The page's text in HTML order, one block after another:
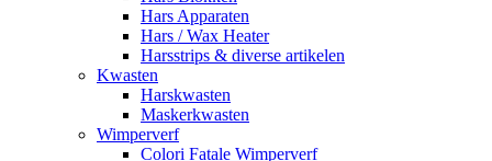
Hars Apparaten
Hars / Wax Heater
Harsstrips & diverse artikelen
Kwasten
Harskwasten
Maskerkwasten
Wimperverf
Colori Fatale Wimperverf